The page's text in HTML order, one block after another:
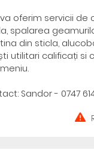
va oferim servicii
spalarea
din sticla,
utilitari calificați si
Sandor - 0747